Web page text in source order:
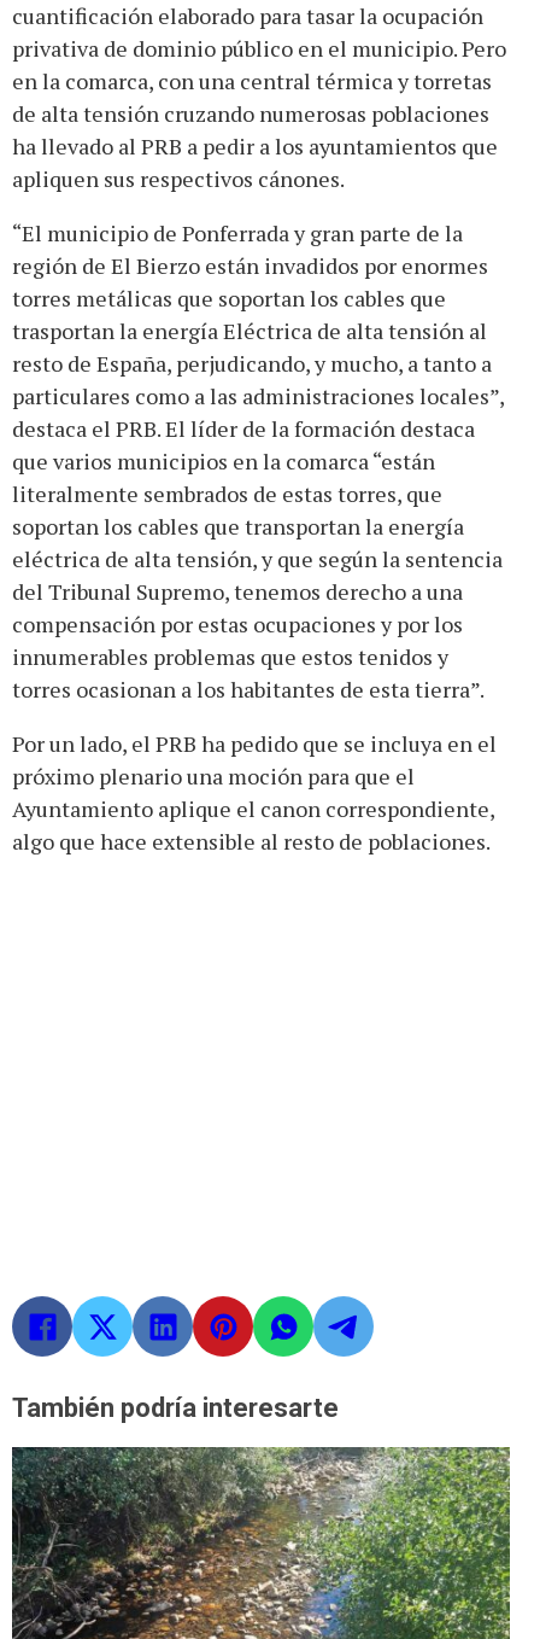
cuantificación elaborado para tasar la ocupación
privativa de dominio público en el municipio. Pero
en la comarca, con una central térmica y torretas
de alta tensión cruzando numerosas poblaciones
ha llevado al PRB a pedir a los ayuntamientos que
apliquen sus respectivos cánones.
“El municipio de Ponferrada y gran parte de la
región de El Bierzo están invadidos por enormes
torres metálicas que soportan los cables que
trasportan la energía Eléctrica de alta tensión al
resto de España, perjudicando, y mucho, a tanto a
particulares como a las administraciones locales”,
destaca el PRB. El líder de la formación destaca
que varios municipios en la comarca “están
literalmente sembrados de estas torres, que
soportan los cables que transportan la energía
eléctrica de alta tensión, y que según la sentencia
del Tribunal Supremo, tenemos derecho a una
compensación por estas ocupaciones y por los
innumerables problemas que estos tenidos y
torres ocasionan a los habitantes de esta tierra”.
Por un lado, el PRB ha pedido que se incluya en el
próximo plenario una moción para que el
Ayuntamiento aplique el canon correspondiente,
algo que hace extensible al resto de poblaciones.
También podría interesarte